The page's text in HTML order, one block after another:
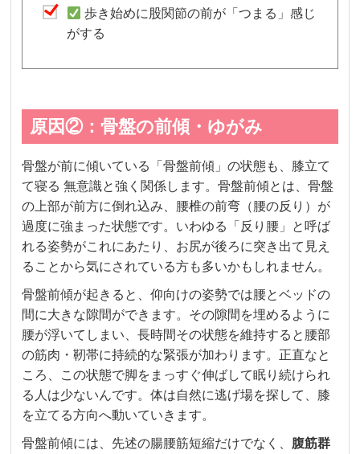
歩き始めに股関節の前が「つまる」感じ
がする
原因②：骨盤の前傾・ゆがみ
骨盤が前に傾いている「骨盤前傾」の状態も、膝立て
て寝る 無意識と強く関係します。骨盤前傾とは、骨盤
の上部が前方に倒れ込み、腰椎の前弯（腰の反り）が
過度に強まった状態です。いわゆる「反り腰」と呼ば
れる姿勢がこれにあたり、お尻が後ろに突き出て見え
ることから気にされている方も多いかもしれません。
骨盤前傾が起きると、仰向けの姿勢では腰とベッドの
間に大きな隙間ができます。その隙間を埋めるように
腰が浮いてしまい、長時間その状態を維持すると腰部
の筋肉・靭帯に持続的な緊張が加わります。正直なと
ころ、この状態で脚をまっすぐ伸ばして眠り続けられ
る人は少ないんです。体は自然に逃げ場を探して、膝
を立てる方向へ動いていきます。
骨盤前傾には、先述の腸腰筋短縮だけでなく、 腹筋群